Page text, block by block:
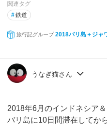
関連タグ
#鉄道
旅行記グループ 2018バリ島＋ジャ
うなぎ猫さん
2018年6月のインドネシア＆
バリ島に10日間滞在してか